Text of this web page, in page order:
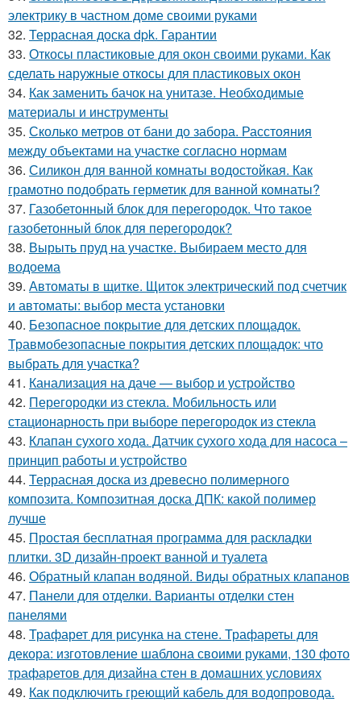
электрику в частном доме своими руками
32. Террасная доска dpk. Гарантии
33. Откосы пластиковые для окон своими руками. Как
сделать наружные откосы для пластиковых окон
34. Как заменить бачок на унитазе. Необходимые
материалы и инструменты
35. Сколько метров от бани до забора. Расстояния
между объектами на участке согласно нормам
36. Силикон для ванной комнаты водостойкая. Как
грамотно подобрать герметик для ванной комнаты?
37. Газобетонный блок для перегородок. Что такое
газобетонный блок для перегородок?
38. Вырыть пруд на участке. Выбираем место для
водоема
39. Автоматы в щитке. Щиток электрический под счетчик
и автоматы: выбор места установки
40. Безопасное покрытие для детских площадок.
Травмобезопасные покрытия детских площадок: что
выбрать для участка?
41. Канализация на даче — выбор и устройство
42. Перегородки из стекла. Мобильность или
стационарность при выборе перегородок из стекла
43. Клапан сухого хода. Датчик сухого хода для насоса –
принцип работы и устройство
44. Террасная доска из древесно полимерного
композита. Композитная доска ДПК: какой полимер
лучше
45. Простая бесплатная программа для раскладки
плитки. 3D дизайн-проект ванной и туалета
46. Обратный клапан водяной. Виды обратных клапанов
47. Панели для отделки. Варианты отделки стен
панелями
48. Трафарет для рисунка на стене. Трафареты для
декора: изготовление шаблона своими руками, 130 фото
трафаретов для дизайна стен в домашних условиях
49. Как подключить греющий кабель для водопровода.